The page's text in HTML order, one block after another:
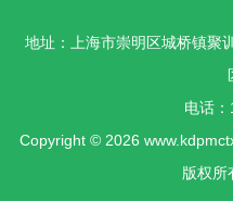
地址：上海市崇明区城桥镇聚
电话
Copyright © 2026
版权所